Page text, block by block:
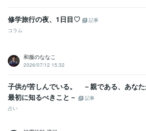
修学旅行の夜、1日目♡
記事
コラム
和服のななこ
2026/07/12 15:32
子供が苦しんでいる。 －親である、あな
最初に知るべきこと－
記事
占い